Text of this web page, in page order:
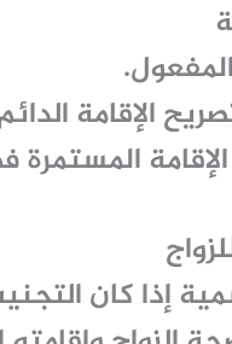
الإقامة
المستمرة
إذا كان